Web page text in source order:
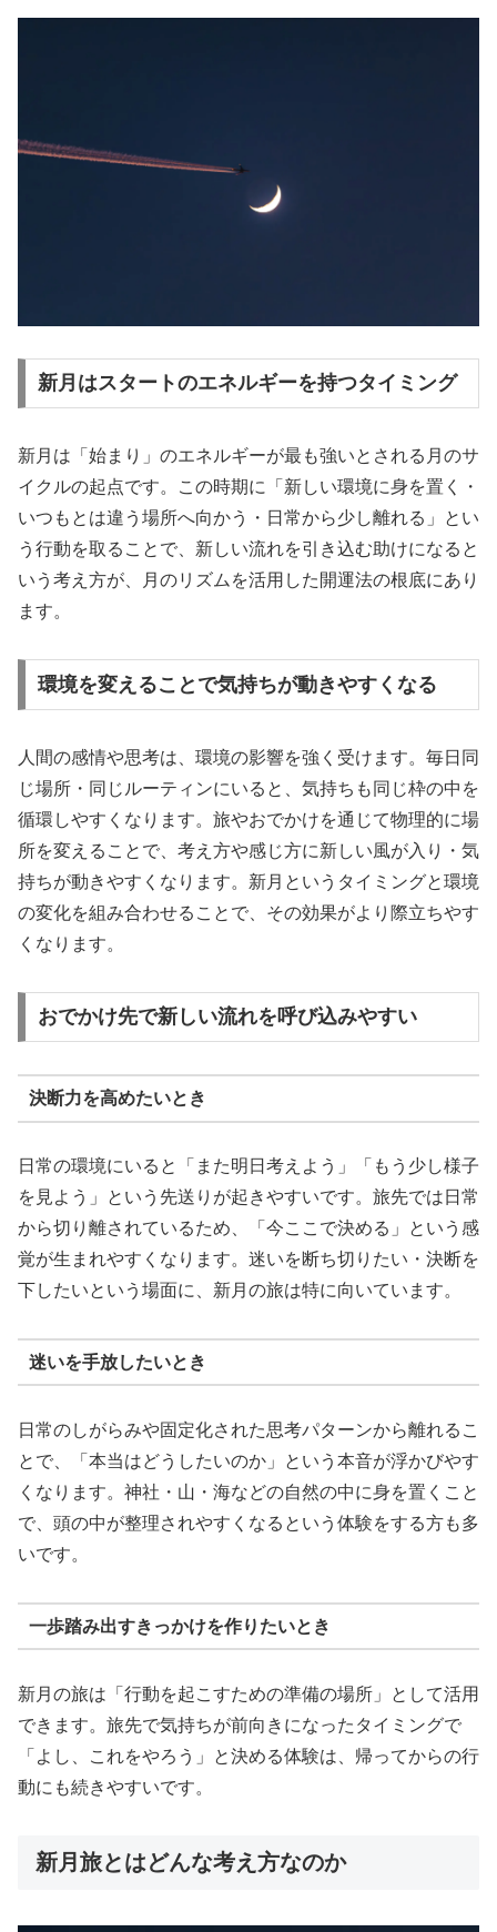
新月はスタートのエネルギーを持つタイミング
新月は「始まり」のエネルギーが最も強いとされる月のサ
イクルの起点です。この時期に「新しい環境に身を置く・
いつもとは違う場所へ向かう・日常から少し離れる」とい
う行動を取ることで、新しい流れを引き込む助けになると
いう考え方が、月のリズムを活用した開運法の根底にあり
ます。
環境を変えることで気持ちが動きやすくなる
人間の感情や思考は、環境の影響を強く受けます。毎日同
じ場所・同じルーティンにいると、気持ちも同じ枠の中を
循環しやすくなります。旅やおでかけを通じて物理的に場
所を変えることで、考え方や感じ方に新しい風が入り・気
持ちが動きやすくなります。新月というタイミングと環境
の変化を組み合わせることで、その効果がより際立ちやす
くなります。
おでかけ先で新しい流れを呼び込みやすい
決断力を高めたいとき
日常の環境にいると「また明日考えよう」「もう少し様子
を見よう」という先送りが起きやすいです。旅先では日常
から切り離されているため、「今ここで決める」という感
覚が生まれやすくなります。迷いを断ち切りたい・決断を
下したいという場面に、新月の旅は特に向いています。
迷いを手放したいとき
日常のしがらみや固定化された思考パターンから離れるこ
とで、「本当はどうしたいのか」という本音が浮かびやす
くなります。神社・山・海などの自然の中に身を置くこと
で、頭の中が整理されやすくなるという体験をする方も多
いです。
一歩踏み出すきっかけを作りたいとき
新月の旅は「行動を起こすための準備の場所」として活用
できます。旅先で気持ちが前向きになったタイミングで
「よし、これをやろう」と決める体験は、帰ってからの行
動にも続きやすいです。
新月旅とはどんな考え方なのか